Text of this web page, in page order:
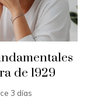
de 1929
3 días